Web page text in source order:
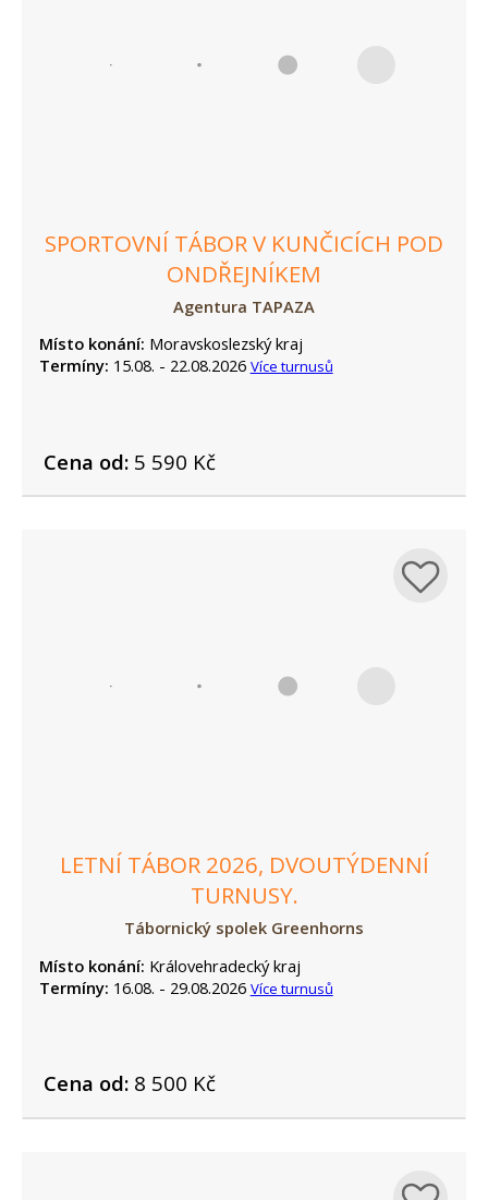
SPORTOVNÍ TÁBOR V KUNČICÍCH POD
ONDŘEJNÍKEM
Agentura TAPAZA
Místo konání: Moravskoslezský kraj
Termíny: 15.08. - 22.08.2026 Více turnusů
Cena od:5 590 Kč
LETNÍ TÁBOR 2026, DVOUTÝDENNÍ
TURNUSY.
Tábornický spolek Greenhorns
Místo konání: Královehradecký kraj
Termíny: 16.08. - 29.08.2026 Více turnusů
Cena od:8 500 Kč